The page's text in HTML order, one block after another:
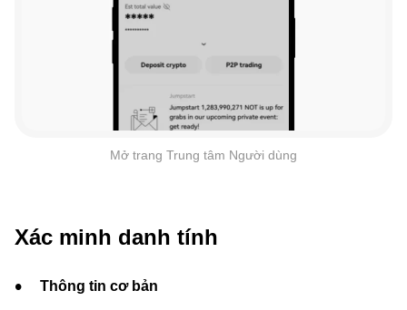
Mở trang Trung tâm Người dùng
Xác minh danh tính
Thông tin cơ bản